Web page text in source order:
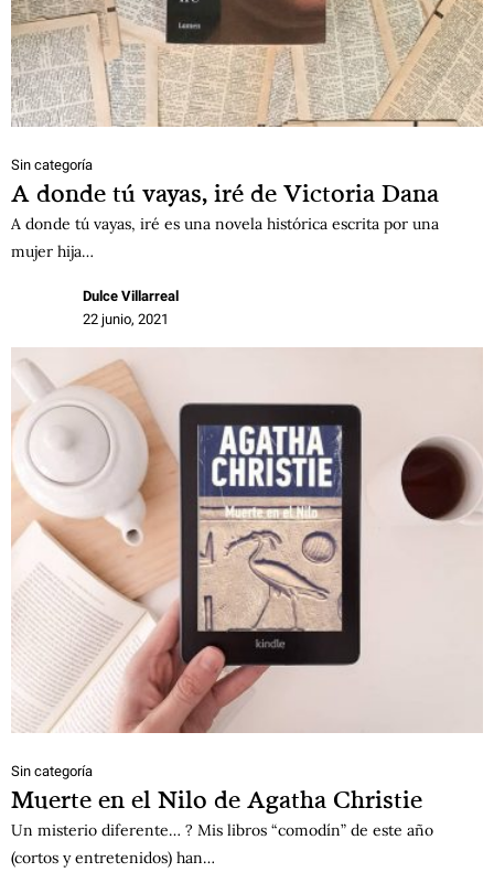
Sin categoría
A donde tú vayas, iré de Victoria Dana
A donde tú vayas, iré es una novela histórica escrita por una
mujer hija…
Dulce Villarreal
22 junio, 2021
Sin categoría
Muerte en el Nilo de Agatha Christie
Un misterio diferente… ? Mis libros “comodín” de este año
(cortos y entretenidos) han…